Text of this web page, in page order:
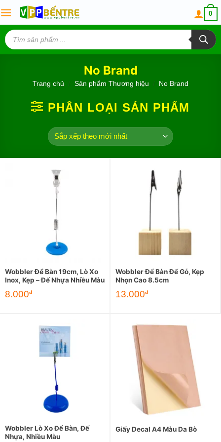
to
content
0
Tìm
kiếm
sản
phẩm
No Brand
Trang chủ Sản phẩm Thương hiệu No Brand
PHÂN LOẠI SẢN PHẨM
Wobbler Để Bàn 19cm, Lò Xo
Inox, Kẹp – Đế Nhựa Nhiều Màu
8.000đ
Wobbler Để Bàn Đế Gỗ, Kẹp
Nhọn Cao 8.5cm
13.000đ
Wobbler Lò Xo Để Bàn, Đế
Nhựa, Nhiều Màu
Giấy Decal A4 Màu Da Bò